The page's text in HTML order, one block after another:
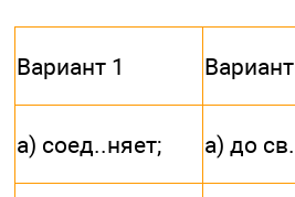
Вариант 1
а) соед..няет; а) до